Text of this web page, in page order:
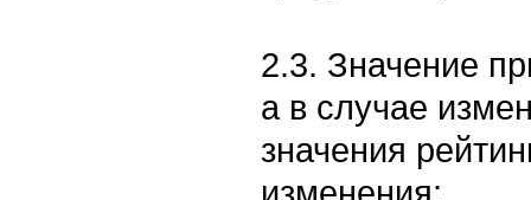
2.3. Значение
а в случае
значения